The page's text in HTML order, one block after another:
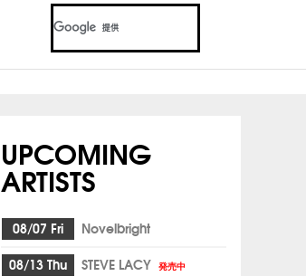
UPCOMING
ARTISTS
08/07 Fri
Novelbright
08/13 Thu
STEVE LACY 発売中